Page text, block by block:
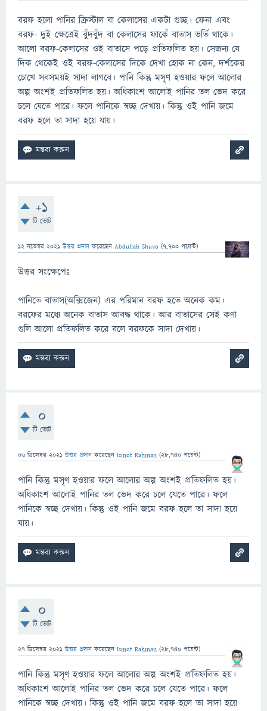
বরফ হলো পানির ক্রিস্টাল বা কেলাসের একটা গুচ্ছ। ফেনা এবং
বরফ- দুই ক্ষেত্রেই বুঁদবুঁদ বা কেলাসের ফাকেঁ বাতাস ভর্তি থাকে।
আলো বরফ-কেলাসের ওই বাতাসে পড়ে প্রতিফলিত হয়। সেজন্য যে
দিক থেকেই ওই বরফ-কেলাসের দিকে দেখা হোক না কেন, দর্শকের
চোখে সবসময়ই সাদা লাগবে। পানি কিন্তু মসৃণ হওয়ার ফলে আলোর
অল্প অংশই প্রতিফলিত হয়। অধিকাংশ আলোই পানির তল ভেদ করে
চলে যেতে পারে। ফলে পানিকে স্বচ্ছ দেখায়। কিন্তু ওই পানি জমে
বরফ হলে তা সাদা হয়ে যায়।
+1
টি ভোট
12 নভেম্বর 2021 উত্তর প্রদান করেছেন Abdullah Shuvo (7,700 পয়েন্ট)
উত্তর সংক্ষেপেঃ
পানিতে বাতাস(অক্সিজেন) এর পরিমান বরফ হতে অনেক কম।
বরফের মধ্যে অনেক বাতাস আবদ্ধ থাকে। আর বাতাসের সেই কণা
গুলি আলো প্রতিফলিত করে বলে বরফকে সাদা দেখায়।
0
টি ভোট
06 ডিসেম্বর 2021 উত্তর প্রদান করেছেন Ismot Rahman (28,740 পয়েন্ট)
পানি কিন্তু মসৃণ হওয়ার ফলে আলোর অল্প অংশই প্রতিফলিত হয়।
অধিকাংশ আলোই পানির তল ভেদ করে চলে যেতে পারে। ফলে
পানিকে স্বচ্ছ দেখায়। কিন্তু ওই পানি জমে বরফ হলে তা সাদা হয়ে
যায়।
0
টি ভোট
27 ডিসেম্বর 2021 উত্তর প্রদান করেছেন Ismot Rahman (28,740 পয়েন্ট)
পানি কিন্তু মসৃণ হওয়ার ফলে আলোর অল্প অংশই প্রতিফলিত হয়।
অধিকাংশ আলোই পানির তল ভেদ করে চলে যেতে পারে। ফলে
পানিকে স্বচ্ছ দেখায়। কিন্তু ওই পানি জমে বরফ হলে তা সাদা হয়ে